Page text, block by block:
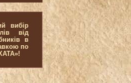
вибір
від
в
по